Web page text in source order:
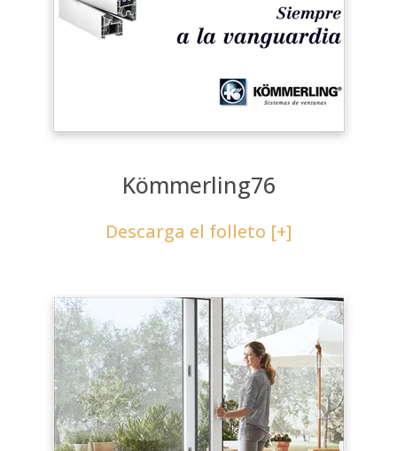
Kömmerling76
Descarga el folleto [+]